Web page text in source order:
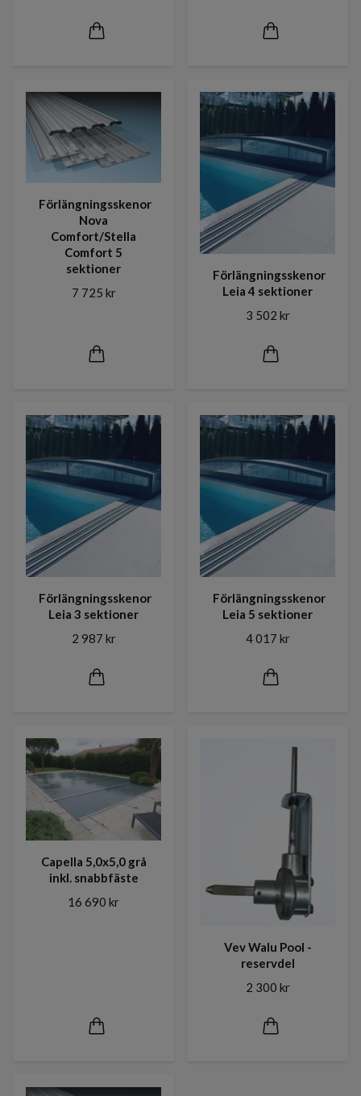
Förlängningsskenor
Nova
Comfort/Stella
Comfort 5
sektioner
7 725 kr
Förlängningsskenor
Leia 4 sektioner
3 502 kr
Förlängningsskenor
Leia 3 sektioner
2 987 kr
Förlängningsskenor
Leia 5 sektioner
4 017 kr
Capella 5,0x5,0 grå
inkl. snabbfäste
16 690 kr
Vev Walu Pool -
reservdel
2 300 kr